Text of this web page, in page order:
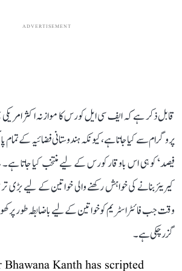
ADVERTISEMENT
قابل ذکر ہے کہ ایف سی ایل کورس کا موازنہ اکثر
پروگرام سے کیا جاتا ہے، کیونکہ ہندوستانی فضائیہ کے
فیصد‘ کو ہی اس باوقار کورس کے لیے منتخب کیا جاتا ہے۔
کیریئر بنانے کی خواہش رکھنے والی خواتین کے لیے
وقت جب فائٹر اسٹریم کو خواتین کے لیے باضابطہ طور پر
گزر چکی ہے۔
Bhawana Kanth has scripted